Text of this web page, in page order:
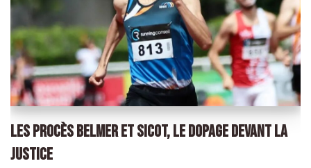
LES PROCÈS BELMER ET SICOT, LE DOPAGE DEVANT LA
JUSTICE